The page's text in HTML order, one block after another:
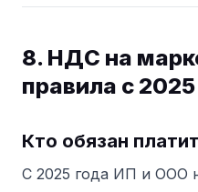
8. НДС на
правила с
Кто обязан
С 2025 года ИП и ООО